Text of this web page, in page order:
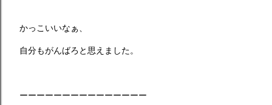
かっこいいなぁ、
自分もがんばろと思えました。
ーーーーーーーーーーーーーーー